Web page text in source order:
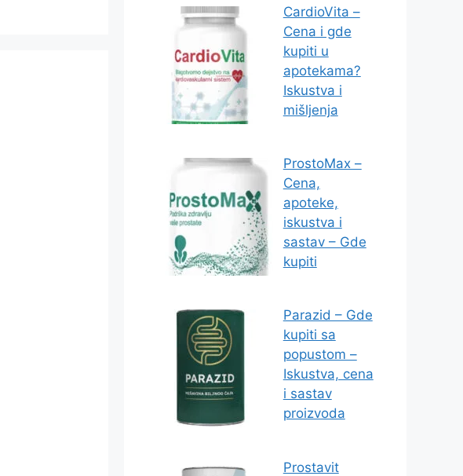
CardioVita –
Cena i gde
kupiti u
apotekama?
Iskustva i
mišljenja
ProstoMax –
Cena,
apoteke,
iskustva i
sastav – Gde
kupiti
Parazid – Gde
kupiti sa
popustom –
Iskustva, cena
i sastav
proizvoda
Prostavit